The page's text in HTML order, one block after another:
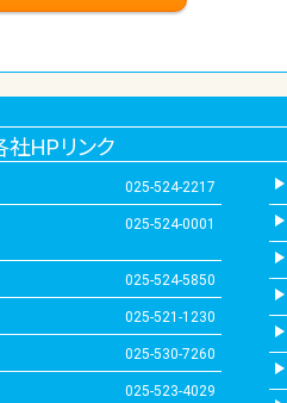
社HPリンク
025-524-2217
025-524-0001
025-524-5850
025-521-1230
025-530-7260
025-523-4029